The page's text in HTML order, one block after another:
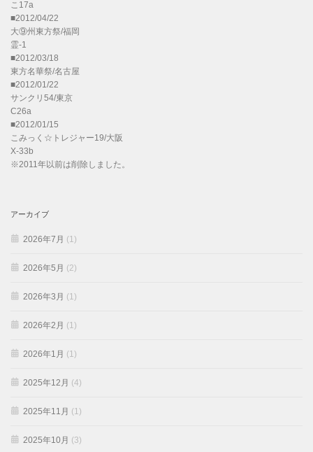
こ17a
■2012/04/22
大⑨州東方祭/福岡
霊-1
■2012/03/18
東方名華祭/名古屋
■2012/01/22
サンクリ54/東京
C26a
■2012/01/15
こみっく☆トレジャー19/大阪
X-33b
※2011年以前は削除しました。
アーカイブ
2026年7月 (1)
2026年5月 (2)
2026年3月 (1)
2026年2月 (1)
2026年1月 (1)
2025年12月 (4)
2025年11月 (1)
2025年10月 (3)